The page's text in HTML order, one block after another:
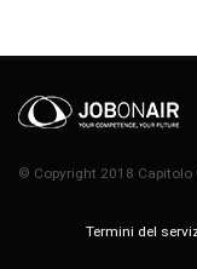
© Copyright 2018
Termini del